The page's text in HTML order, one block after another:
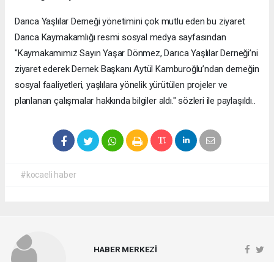
Darıca Yaşlılar Derneği yönetimini çok mutlu eden bu ziyaret
Darıca Kaymakamlığı resmi sosyal medya sayfasından
"Kaymakamımız Sayın Yaşar Dönmez, Darıca Yaşlılar Derneği’ni
ziyaret ederek Dernek Başkanı Aytül Kamburoğlu’ndan derneğin
sosyal faaliyetleri, yaşlılara yönelik yürütülen projeler ve
planlanan çalışmalar hakkında bilgiler aldı." sözleri ile paylaşıldı..
#kocaeli haber
HABER MERKEZİ